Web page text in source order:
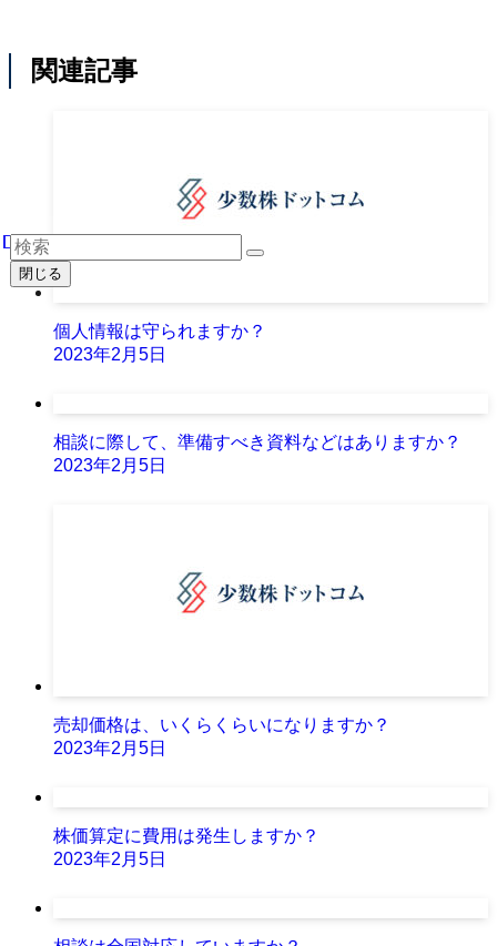
関連記事
個人情報は守られますか？
2023年2月5日
相談に際して、準備すべき資料などはありますか？
2023年2月5日
売却価格は、いくらくらいになりますか？
2023年2月5日
株価算定に費用は発生しますか？
2023年2月5日
閉じる